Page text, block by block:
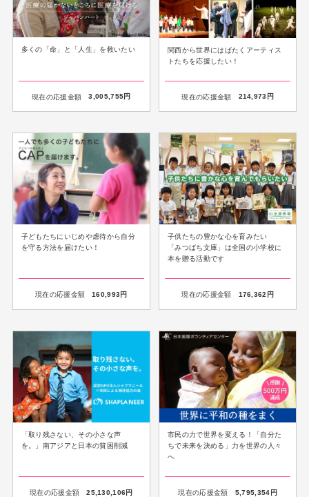
多くの「命」と「人生」を救いたい
現在の応援金額 3,005,755円
関西から世界にはばたくアーティス
トたちを応援したい！
現在の応援金額 214,973 円
子どもたちにいじめや虐待から自分
を守る方法を届けたい！
現在の応援金額 160,993円
子供たちの豊かな心を育みたい
「みつばち文庫」は全国の小学校に
本を贈る活動です
現在の応援金額 176,362 円
「取り残さない、その小さな声
を。」南アジアと日本の貧困削減
現在の応援金額 25,130,106円
市民の力で世界を変える！「自分た
ちで未来を決める」力を世界の人々
へ
現在の応援金額 5,795,354 円